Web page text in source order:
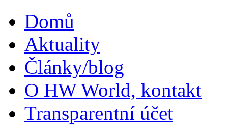
Domů
Aktuality
Články/blog
O HW World, kontakt
Transparentní účet